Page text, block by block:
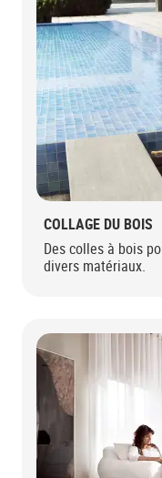
COLLAGE DU BOIS
Des colles à bois
divers matériaux.